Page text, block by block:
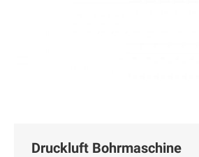
Druckluft Bohrmaschine